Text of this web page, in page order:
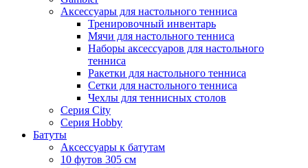
Аксессуары для настольного тенниса
Тренировочный инвентарь
Мячи для настольного тенниса
Наборы аксессуаров для настольного
тенниса
Ракетки для настольного тенниса
Сетки для настольного тенниса
Чехлы для теннисных столов
Серия City
Серия Hobby
Батуты
Аксессуары к батутам
10 футов 305 см